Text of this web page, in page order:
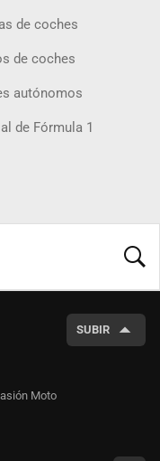
de coches
de coches
autónomos
de Fórmula 1
SUBIR
Moto